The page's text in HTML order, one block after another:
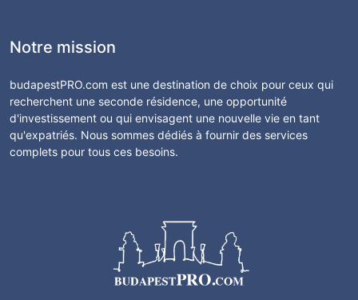
Notre mission
budapestPRO.com est une destination de choix pour ceux qui
recherchent une seconde résidence, une opportunité
d'investissement ou qui envisagent une nouvelle vie en tant
qu'expatriés. Nous sommes dédiés à fournir des services
complets pour tous ces besoins.